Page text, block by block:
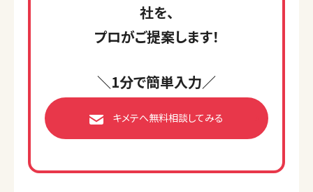
社を、
プロがご提案します！
＼1分で簡単入力／
キメテへ無料相談してみる